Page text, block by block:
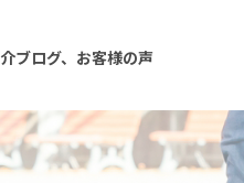
ブログ、お客様の声